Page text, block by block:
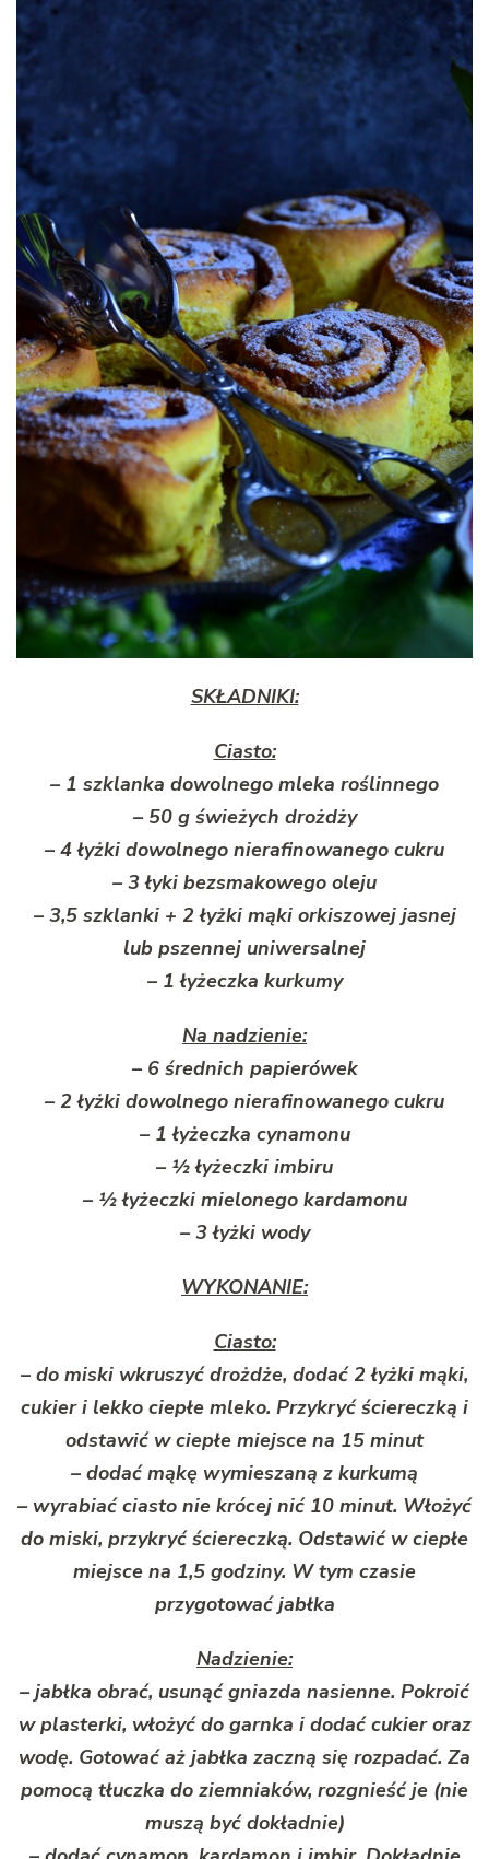
SKŁADNIKI:
Ciasto:
– 1 szklanka dowolnego mleka roślinnego
– 50 g świeżych drożdży
– 4 łyżki dowolnego nierafinowanego cukru
– 3 łyki bezsmakowego oleju
– 3,5 szklanki + 2 łyżki mąki orkiszowej jasnej
lub pszennej uniwersalnej
– 1 łyżeczka kurkumy
Na nadzienie:
– 6 średnich papierówek
– 2 łyżki dowolnego nierafinowanego cukru
– 1 łyżeczka cynamonu
– ½ łyżeczki imbiru
– ½ łyżeczki mielonego kardamonu
– 3 łyżki wody
WYKONANIE:
Ciasto:
– do miski wkruszyć drożdże, dodać 2 łyżki mąki,
cukier i lekko ciepłe mleko. Przykryć ściereczką i
odstawić w ciepłe miejsce na 15 minut
– dodać mąkę wymieszaną z kurkumą
– wyrabiać ciasto nie krócej nić 10 minut. Włożyć
do miski, przykryć ściereczką. Odstawić w ciepłe
miejsce na 1,5 godziny. W tym czasie
przygotować jabłka
Nadzienie:
– jabłka obrać, usunąć gniazda nasienne. Pokroić
w plasterki, włożyć do garnka i dodać cukier oraz
wodę. Gotować aż jabłka zaczną się rozpadać. Za
pomocą tłuczka do ziemniaków, rozgnieść je (nie
muszą być dokładnie)